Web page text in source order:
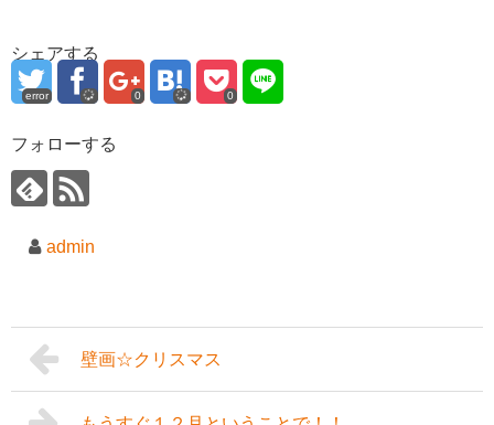
シェアする
error 0 0
フォローする
admin
壁画☆クリスマス